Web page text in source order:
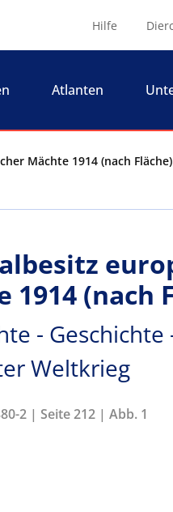
Hilfe
Atlanten
Mächte 1914 (nach
1914 (nach
-
Weltkrieg
2 | Seite 212 | Abb. 1